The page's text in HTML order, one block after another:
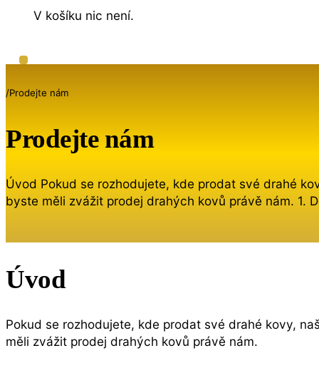
V košíku nic není.
/Prodejte nám
Prodejte nám
Úvod Pokud se rozhodujete, kde prodat své drahé
byste měli zvážit prodej drahých kovů právě nám. 1.
Úvod
Pokud se rozhodujete, kde prodat své drahé kovy,
měli zvážit prodej drahých kovů právě nám.